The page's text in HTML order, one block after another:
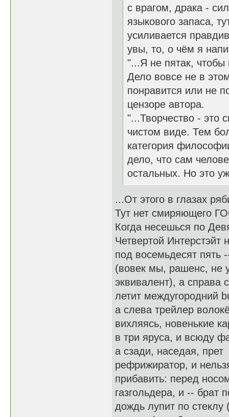
с врагом, драка -
языкового запаса,
усиливается
увы, то, о чём я
"...Я не пятак,
Дело вовсе не в
понравится или не
цензоре автора.
"...Творчество - это
чистом виде. Тем
категория
дело, что сам
остальных. Но это
...От этого в глазах
Тут нет смиряющего
Когда несешься по
Четвертой Интерстэйт
под восемьдесят пять
(вовек мы, рашенс, не
эквивалент), а справа
летит междугородний
а слева трейлер
вихляясь, новенькие
в три яруса, и всюду
а сзади, наседая, прет
рефрижиратор, и
прибавить: перед
газгольдера, и -- брат
дождь лупит по стеклу